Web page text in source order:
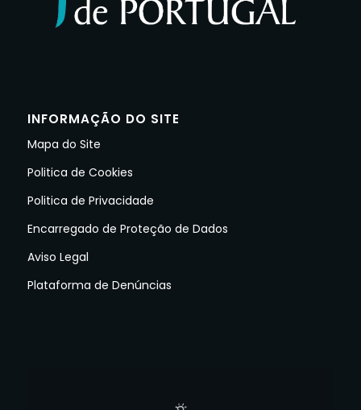
INFORMAÇÃO DO SITE
Mapa do Site
Politica de Cookies
Politica de Privacidade
Encarregado de Proteção de Dados
Aviso Legal
Plataforma de Denúncias